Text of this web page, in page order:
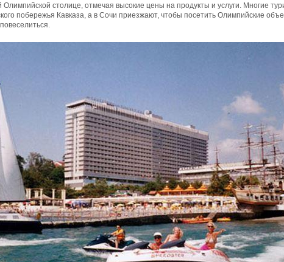
Олимпийской столице, отмечая высокие цены на продукты и услуги. Многие
побережья Кавказа, а в Сочи приезжают, чтобы посетить Олимпийские